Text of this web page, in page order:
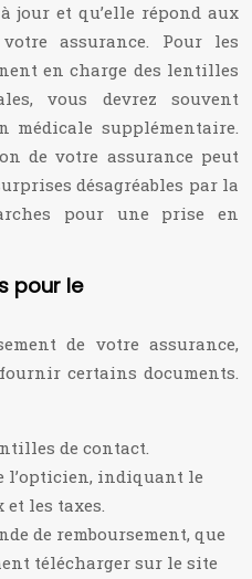
jour et qu’elle répond aux
assurance. Pour les
en charge des lentilles
vous devrez souvent
médicale supplémentaire.
de votre assurance peut
désagréables par la
pour une prise en
pour le
de votre assurance,
certains documents.
de contact.
l’opticien, indiquant le
les taxes.
de remboursement, que
télécharger sur le site